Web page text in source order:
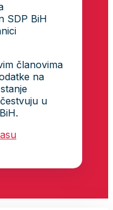
SDP BiH
članovima
na
u